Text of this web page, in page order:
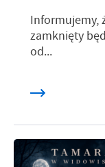
Informujemy,
zamknięty
od...